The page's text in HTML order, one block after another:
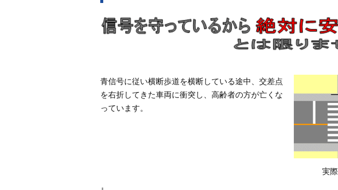
実
青信号に従い横断歩道を横断している途中、交差点
を右折してきた車両に衝突し、高齢者の方が亡くな
っています。